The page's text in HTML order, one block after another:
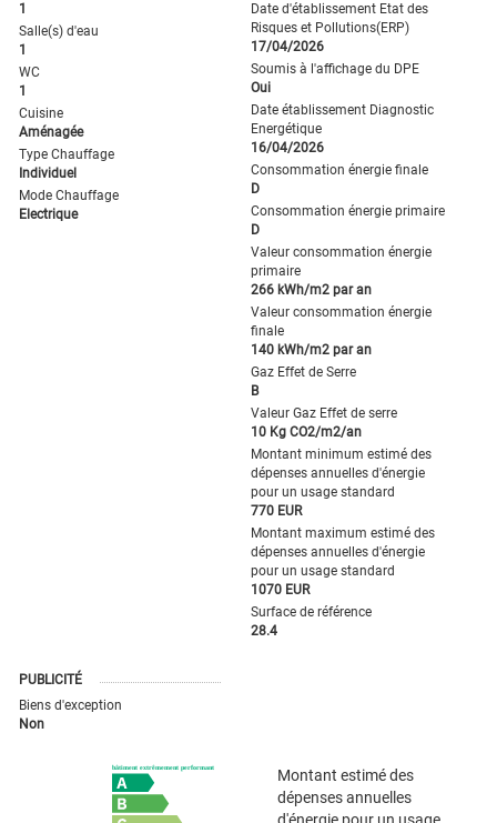
1
Salle(s) d'eau
1
WC
1
Cuisine
Aménagée
Type Chauffage
Individuel
Mode Chauffage
Electrique
Date d'établissement Etat des
Risques et Pollutions(ERP)
17/04/2026
Soumis à l'affichage du DPE
Oui
Date établissement Diagnostic
Energétique
16/04/2026
Consommation énergie finale
D
Consommation énergie primaire
D
Valeur consommation énergie
primaire
266 kWh/m2 par an
Valeur consommation énergie
finale
140 kWh/m2 par an
Gaz Effet de Serre
B
Valeur Gaz Effet de serre
10 Kg CO2/m2/an
Montant minimum estimé des
dépenses annuelles d'énergie
pour un usage standard
770 EUR
Montant maximum estimé des
dépenses annuelles d'énergie
pour un usage standard
1070 EUR
Surface de référence
28.4
PUBLICITÉ
Biens d'exception
Non
Montant estimé des
dépenses annuelles